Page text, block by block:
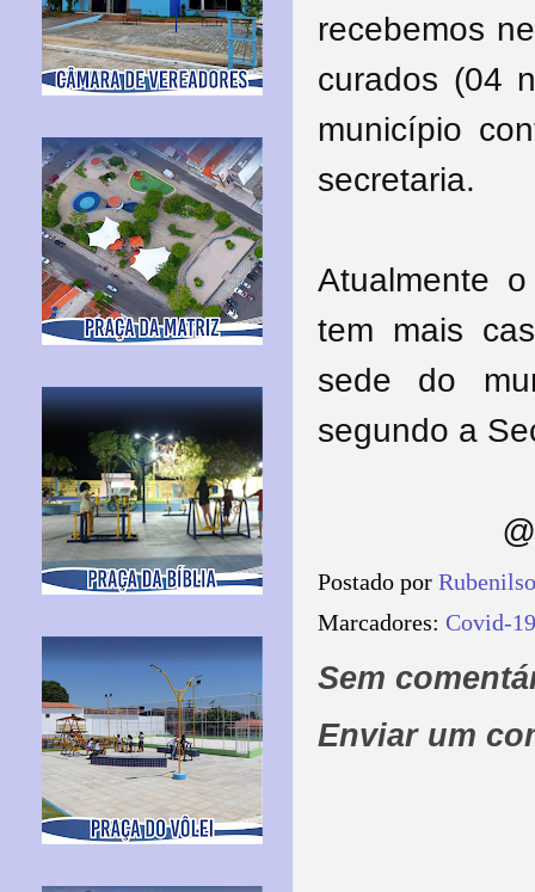
recebemos
curados (04
município
secretaria.
Atualmente
tem mais
sede do
segundo a
Postado por
Marcadores: Covid-19
Sem
Enviar um